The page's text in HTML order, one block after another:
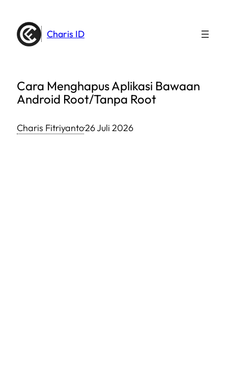
konten
Charis ID
Cara Menghapus Aplikasi Bawaan
Android Root/Tanpa Root
Charis Fitriyanto·26 Juli 2026